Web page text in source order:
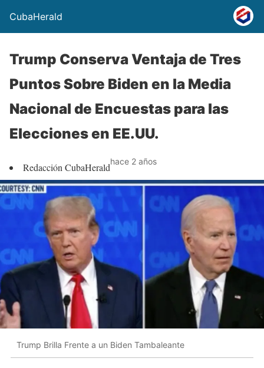
CubaHerald
Trump Conserva Ventaja de Tres
Puntos Sobre Biden en la Media
Nacional de Encuestas para las
Elecciones en EE.UU.
Redacción CubaHeraldhace 2 años
Trump Brilla Frente a un Biden Tambaleante